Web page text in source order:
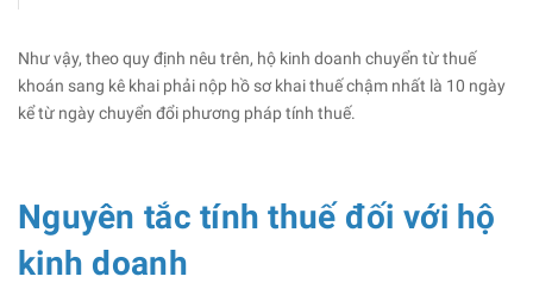
Như vậy, theo quy định nêu trên, hộ kinh doanh chuyển từ thuế
khoán sang kê khai phải nộp hồ sơ khai thuế chậm nhất là 10 ngày
kể từ ngày chuyển đổi phương pháp tính thuế.
Nguyên tắc tính thuế đối với hộ
kinh doanh